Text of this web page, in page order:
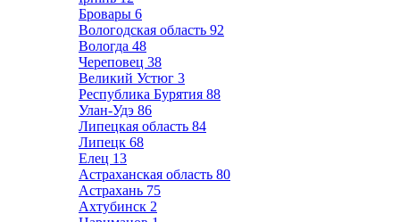
Бровары 6
Вологодская область 92
Вологда 48
Череповец 38
Великий Устюг 3
Республика Бурятия 88
Улан-Удэ 86
Липецкая область 84
Липецк 68
Елец 13
Астраханская область 80
Астрахань 75
Ахтубинск 2